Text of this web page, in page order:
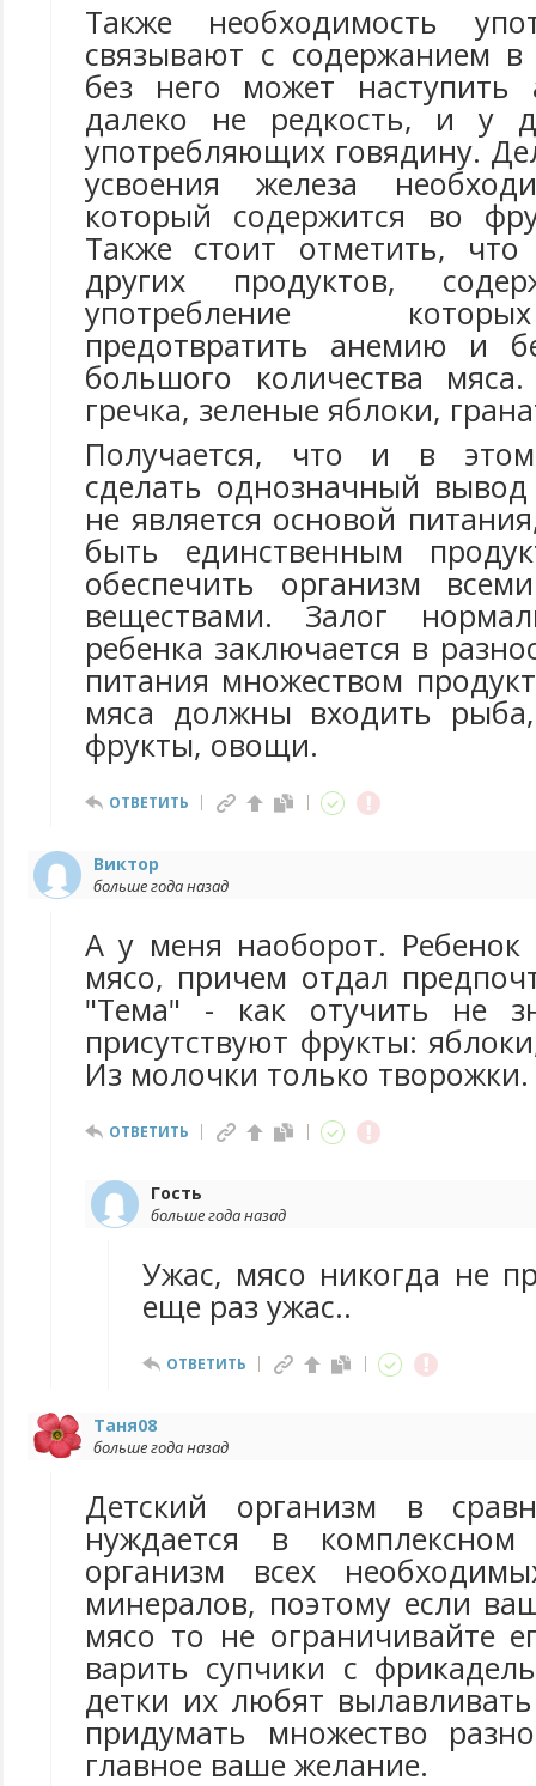
Также необходимость
связывают с содержанием
без него может
далеко не редкость, и у
употребляющих говядину.
усвоения железа
который содержится во
Также стоит отметить, что
других продуктов,
употребление
предотвратить анемию и
большого количества
гречка, зеленые яблоки,
Получается, что и в
сделать однозначный
не является основой
быть единственным
обеспечить организм
веществами. Залог
ребенка заключается в
питания множеством
мяса должны входить
фрукты, овощи.
ОТВЕТИТЬ
Виктор
больше года назад
А у меня наоборот. Ребенок
мясо, причем отдал
"Тема" - как отучить не
присутствуют фрукты:
Из молочки только творожки.
ОТВЕТИТЬ
Гость
больше года назад
Ужас, мясо никогда не
еще раз ужас..
ОТВЕТИТЬ
Таня08
больше года назад
Детский организм в
нуждается в
организм всех
минералов, поэтому если
мясо то не ограничивайте
варить супчики с
детки их любят
придумать множество
главное ваше желание.